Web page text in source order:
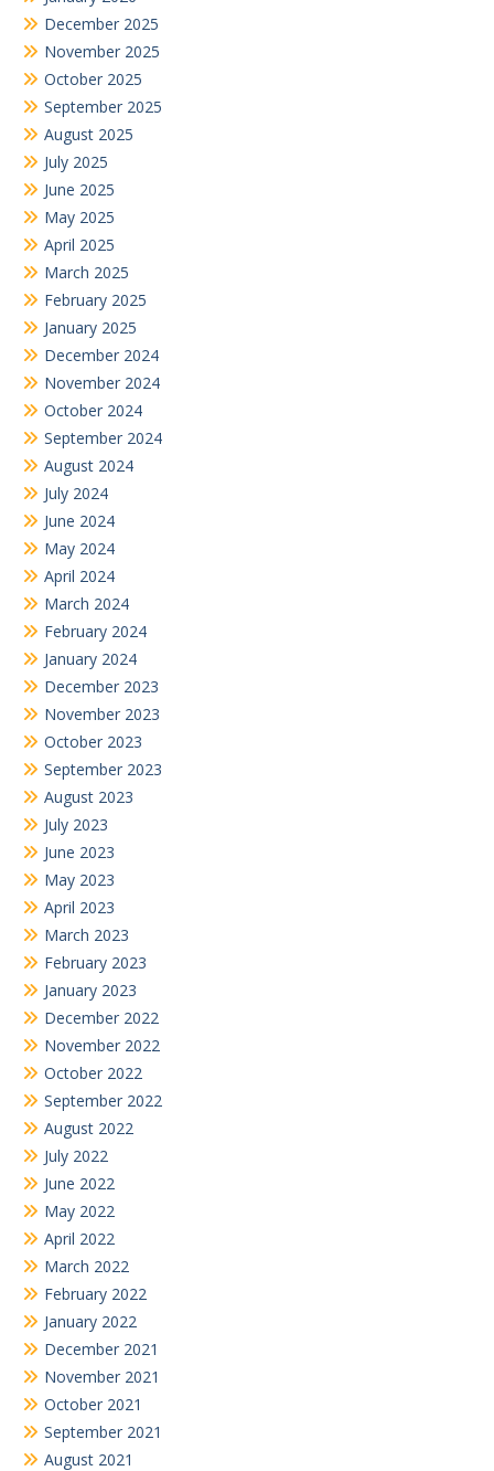
December 2025
November 2025
October 2025
September 2025
August 2025
July 2025
June 2025
May 2025
April 2025
March 2025
February 2025
January 2025
December 2024
November 2024
October 2024
September 2024
August 2024
July 2024
June 2024
May 2024
April 2024
March 2024
February 2024
January 2024
December 2023
November 2023
October 2023
September 2023
August 2023
July 2023
June 2023
May 2023
April 2023
March 2023
February 2023
January 2023
December 2022
November 2022
October 2022
September 2022
August 2022
July 2022
June 2022
May 2022
April 2022
March 2022
February 2022
January 2022
December 2021
November 2021
October 2021
September 2021
August 2021